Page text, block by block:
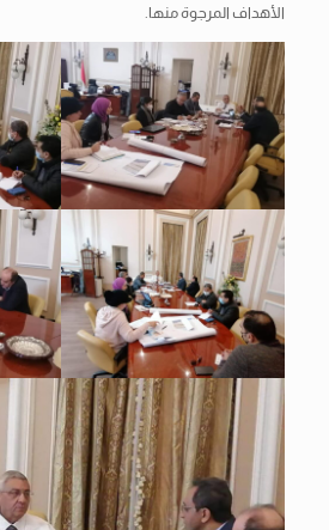
الأهداف المرجوة منها.